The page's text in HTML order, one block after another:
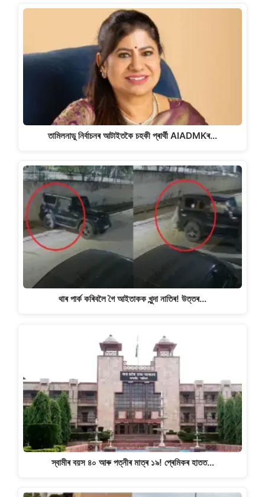
তামিলনাডু নিৰ্বাচনৰ আটাইতকৈ চহকী প্ৰাৰ্থী AIADMKৰ…
থাৰ পাৰ্ক কৰিবলৈ গৈ আইতাকক খুন্দা নাতিৰ! উত্তৰ…
স্বামীৰ বয়স ৪০ আৰু পত্নীৰ মাত্ৰ ১৯! প্ৰেমিকৰ হাতত…